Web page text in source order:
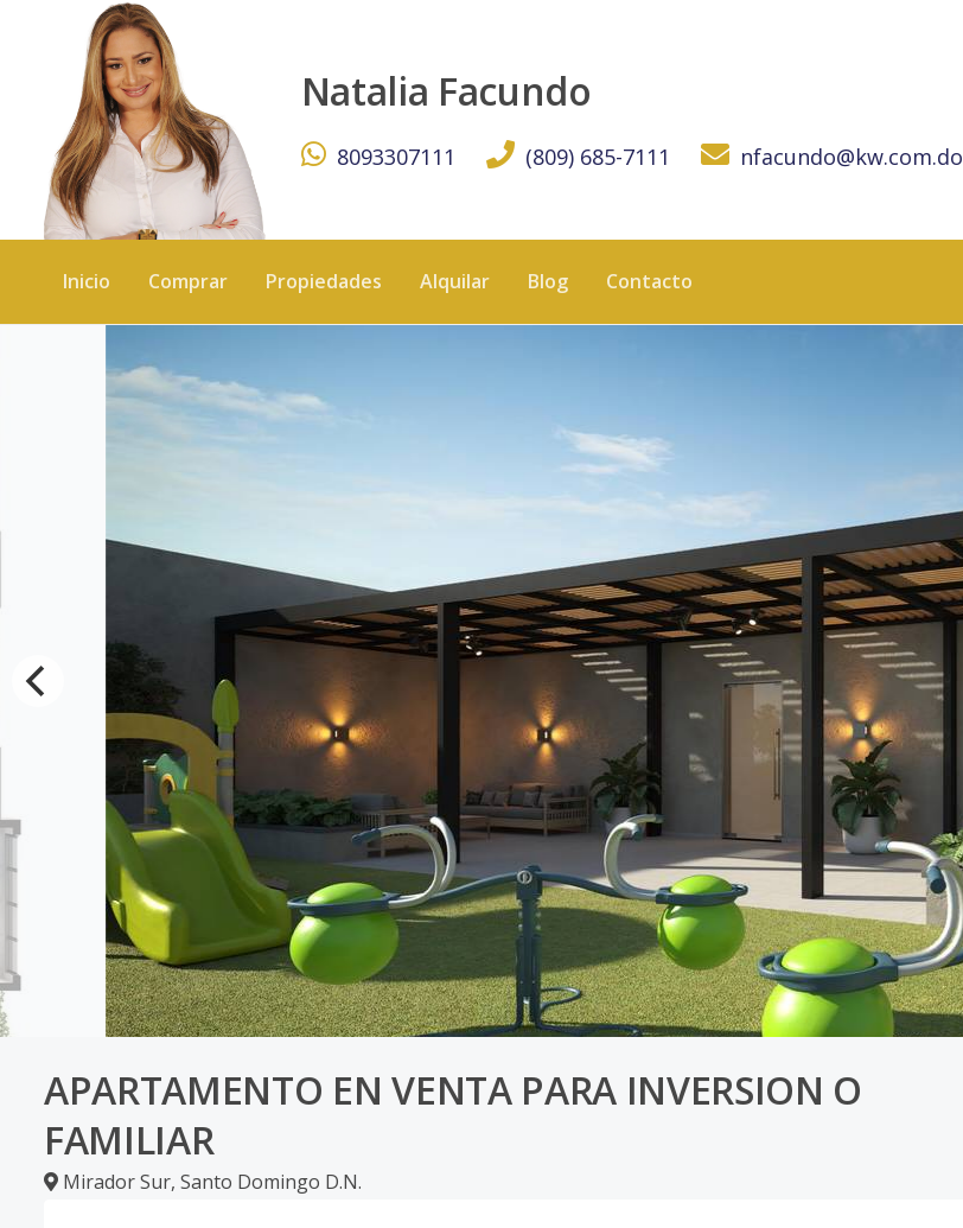
Natalia Facundo
8093307111 (809) 685-7111 nfacundo@kw.com.do
Inicio Comprar Propiedades Alquilar Blog Contacto
APARTAMENTO EN VENTA PARA INVERSION O
FAMILIAR
Mirador Sur, Santo Domingo D.N.
APARTAMENTO EN VENTA PARA INVERSION O FAMILIAR - KW DOMINICANA